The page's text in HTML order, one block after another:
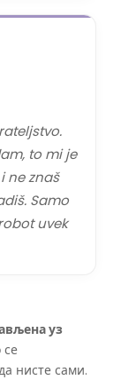
to mi je
ne znaš
Samo
uvek
уз
нисте сами.